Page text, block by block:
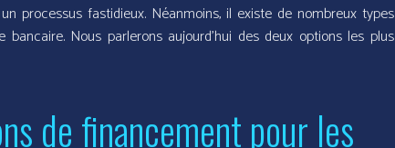
processus fastidieux. Néanmoins, il existe de nombreux types
Nous parlerons aujourd’hui des deux options les plus
de financement pour les